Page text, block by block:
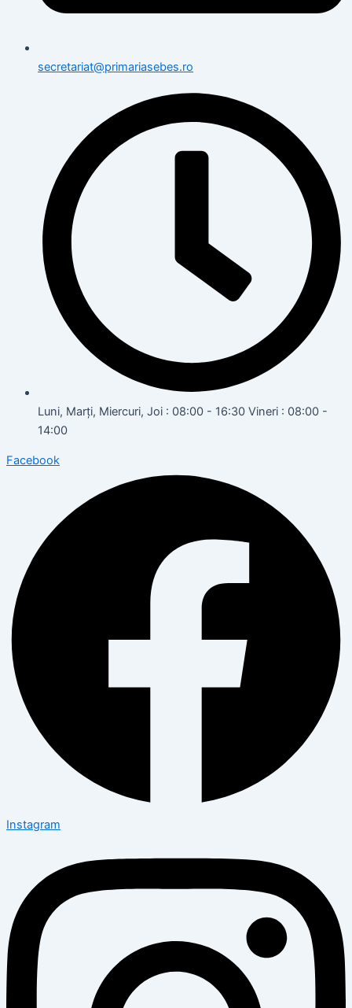
secretariat@primariasebes.ro
Luni, Marți, Miercuri, Joi : 08:00 - 16:30 Vineri : 08:00 -
14:00
Facebook
Instagram